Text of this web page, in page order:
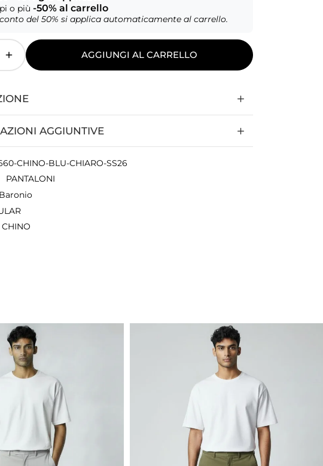
o più -50% al carrello
del 50% si applica automaticamente al carrello.
AGGIUNGI AL CARRELLO
AGGIUNTIVE
CHINO
CHINO-BLU-CHIARO-SS26
PANTALONI
Baronio